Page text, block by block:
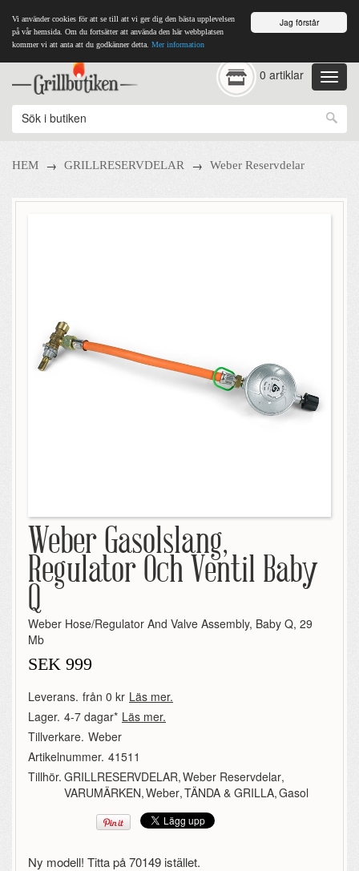
Jag förstår
Vi använder cookies för att se till att vi ger dig den bästa upplevelsen
på vår hemsida. Om du fortsätter att använda den här webbplatsen
kommer vi att anta att du godkänner detta. Mer information
0 artiklar
HEM → GRILLRESERVDELAR → Weber Reservdelar
Weber Gasolslang,
Regulator Och Ventil Baby
Q
Weber Hose/Regulator And Valve Assembly, Baby Q, 29
Mb
SEK 999
Leverans. från 0 kr Läs mer.
Lager. 4-7 dagar* Läs mer.
Tillverkare. Weber
Artikelnummer. 41511
Tillhör. GRILLRESERVDELAR,Weber Reservdelar,
VARUMÄRKEN,Weber,TÄNDA & GRILLA,Gasol
Ny modell! Titta på 70149 istället.